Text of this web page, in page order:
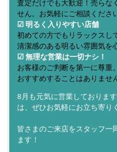
査定だけでも大歓迎！売らな
せん。お気軽にご相談くださ
☑ 明るく入りやすい店舗
初めての方でもリラックスし
清潔感のある明るい雰囲気を
☑ 無理な営業は一切ナシ！
お客様のご判断を第一に尊重
おすすめすることはありませ
8月も元気に営業しておりま
は、ぜひお気軽にお立ち寄り
皆さまのご来店をスタッフ一
ます！